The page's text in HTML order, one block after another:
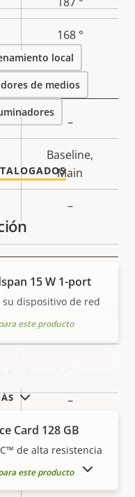
168 °
–
Baseline,
Main
–
–
–
–
local
de medios
15 W 1-port
su dispositivo de red
este producto
Card 128 GB
de alta resistencia
este producto